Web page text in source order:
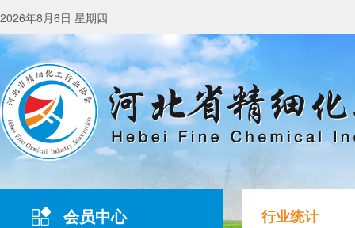
2026年8月6日 星期四
会员中心 行业统计